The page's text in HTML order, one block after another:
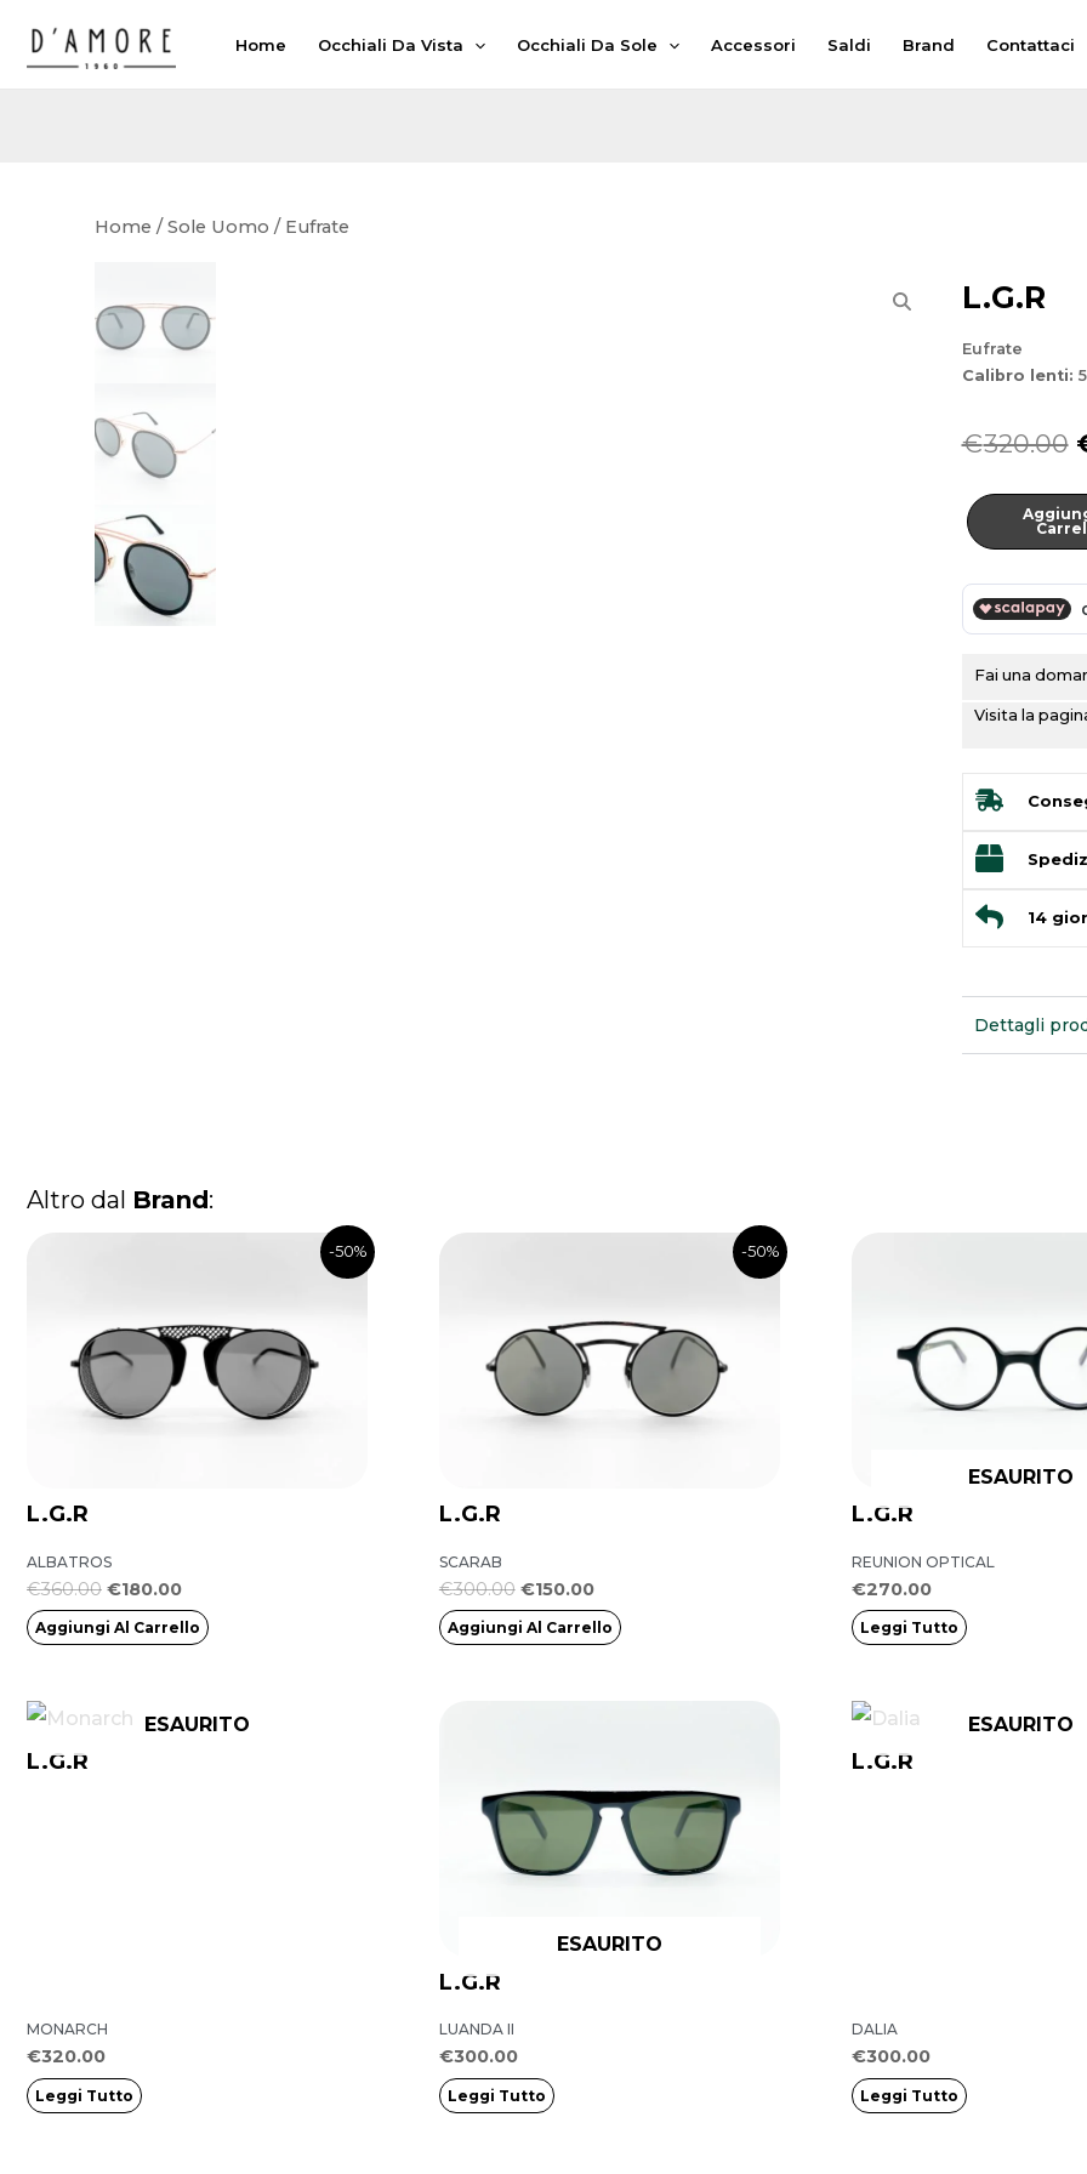
Home Occhiali Da Vista Occhiali Da Sole Accessori Saldi Brand Contattaci
Home /Sole Uomo / Eufrate
L.G.R
Eufrate
Calibro lenti:
€320.00
Eufrate
quantità
Fai una
Visita la
14
Dettagli
Altro dal Brand:
-50%
L.G.R
ALBATROS
€360.00
€360.00.
€180.00
€180.00.
Aggiungi Al Carrello
-50%
L.G.R
SCARAB
€300.00
€300.00.
€150.00
€150.00.
Aggiungi Al Carrello
L.G.R
ESAURITO
REUNION OPTICAL
€270.00
Leggi Tutto
L.G.R
ESAURITO
MONARCH
€320.00
Leggi Tutto
L.G.R
ESAURITO
LUANDA II
€300.00
Leggi Tutto
L.G.R
ESAURITO
DALIA
€300.00
Leggi Tutto